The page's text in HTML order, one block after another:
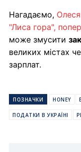
Нагадаємо,
"Лиса гора",
може змусити
великих містах
зарплат.
ПОЗНАЧКИ HONEY
ПОДАТКИ В УКРАЇНІ